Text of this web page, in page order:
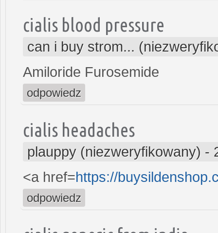
cialis blood pressure
can i buy strom...
Amiloride Furosemide
odpowiedz
cialis headaches
plauppy (niezweryfikowany) -
<a href=https://
odpowiedz